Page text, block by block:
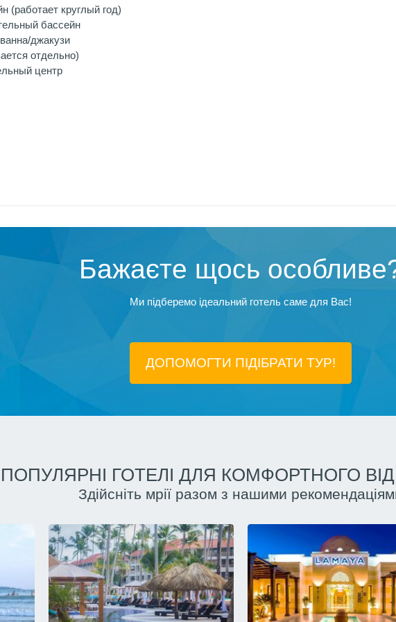
(работает круглый год)
бассейн
джакузи
отдельно)
центр
Бажаєте щось
Ми підберемо ідеальний готель саме для Вас!
ДОПОМОГТИ ПІДIБРАТИ ТУР!
ПОПУЛЯРНІ ГОТЕЛІ ДЛЯ КОМФОРТНОГО
Здійсніть мрії разом з нашими